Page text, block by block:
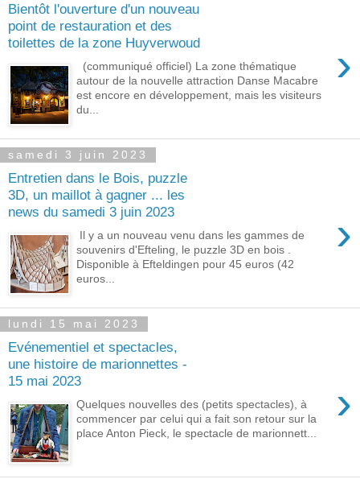
Bientôt l'ouverture d'un nouveau
point de restauration et des
toilettes de la zone Huyverwoud
›
(communiqué officiel) La zone thématique
autour de la nouvelle attraction Danse Macabre
est encore en développement, mais les visiteurs
du...
samedi 3 juin 2023
Entretien dans le Bois, puzzle
3D, un maillot à gagner ... les
news du samedi 3 juin 2023
›
Il y a un nouveau venu dans les gammes de
souvenirs d'Efteling, le puzzle 3D en bois .
Disponible à Efteldingen pour 45 euros (42
euros...
lundi 15 mai 2023
Evénementiel et spectacles,
une histoire de marionnettes -
15 mai 2023
›
Quelques nouvelles des (petits spectacles), à
commencer par celui qui a fait son retour sur la
place Anton Pieck, le spectacle de marionnett...